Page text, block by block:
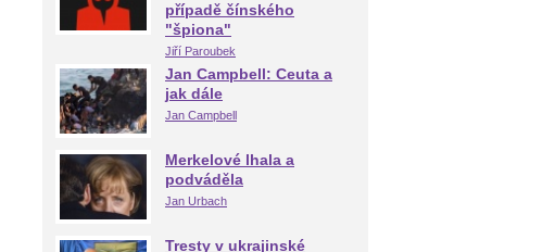
případě čínského
"špiona"
Jiří Paroubek
Jan Campbell: Ceuta a
jak dále
Jan Campbell
Merkelové lhala a
podváděla
Jan Urbach
Tresty v ukrajinské